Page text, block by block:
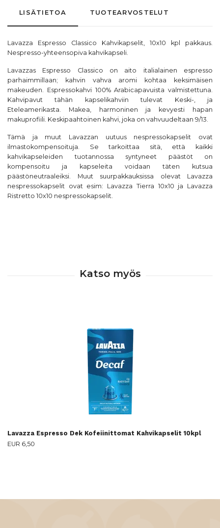
LISÄTIETOA TUOTEARVOSTELUT
Lavazza Espresso Classico Kahvikapselit, 10x10 kpl pakkaus.
Nespresso-yhteensopiva kahvikapseli.
Lavazzas Espresso Classico on aito italialainen espresso
parhaimmillaan; kahvin vahva aromi kohtaa keksimäisen
makeuden. Espressokahvi 100% Arabicapavuista valmistettuna.
Kahvipavut tähän kapselikahviin tulevat Keski-, ja
Eteleamerikasta. Makea, harmoninen ja kevyesti hapan
makuprofiili. Keskipaahtoinen kahvi, joka on vahvuudeltaan 9/13.
Tämä ja muut Lavazzan uutuus nespressokapselit ovat
ilmastokompensoituja. Se tarkoittaa sitä, että kaikki
kahvikapseleiden tuotannossa syntyneet päästöt on
kompensoitu ja kapseleita voidaan täten kutsua
päästöneutraaleiksi. Muut suurpakkauksissa olevat Lavazza
nespressokapselit ovat esim: Lavazza Tierra 10x10 ja Lavazza
Ristretto 10x10 nespressokapselit.
Lavazza Espresso Dek Kofeiinittomat Kahvikapselit 10kpl
EUR 6,50